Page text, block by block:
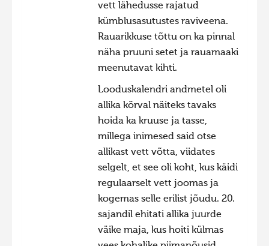
vett lähedusse rajatud
kümblusasutustes raviveena.
Rauarikkuse tõttu on ka pinnal
näha pruuni setet ja rauamaaki
meenutavat kihti.
Looduskalendri andmetel oli
allika kõrval näiteks tavaks
hoida ka kruuse ja tasse,
millega inimesed said otse
allikast vett võtta, viidates
selgelt, et see oli koht, kus käidi
regulaarselt vett joomas ja
kogemas selle erilist jõudu​. 20.
sajandil ehitati allika juurde
väike maja, kus hoiti külmas